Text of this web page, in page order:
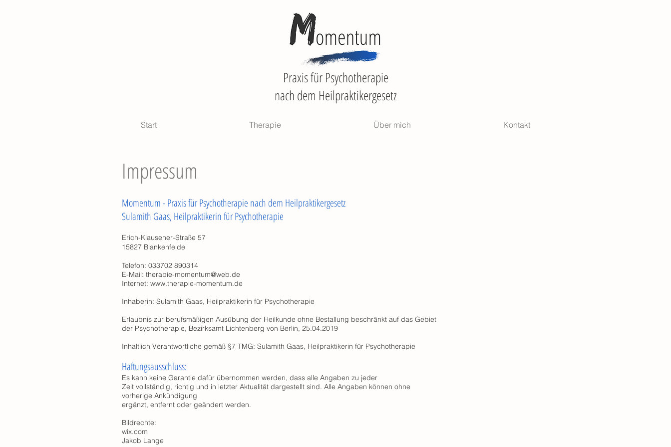
Praxis für Psychotherapie
nach dem Heilpraktikergesetz
Start Therapie Über mich Kontakt
Impressum
Momentum - Praxis für Psychotherapie nach dem Heilpraktikergesetz
Sulamith Gaas, Heilpraktikerin für Psychotherapie
Erich-Klausener-Straße 57
15827 Blankenfelde
Telefon: 033702 890314
E-Mail: therapie-momentum@web.de
Internet: www.therapie-momentum.de
Inhaberin: Sulamith Gaas, Heilpraktikerin für Psychotherapie
Erlaubnis zur berufsmäßigen Ausübung der Heilkunde ohne Bestallung beschränkt auf das Gebiet
der Psychotherapie, Bezirksamt Lichtenberg von Berlin, 25.04.2019
Inhaltlich Verantwortliche gemäß §7 TMG: Sulamith Gaas, Heilpraktikerin für Psychotherapie
Haftungsausschluss:
Es kann keine Garantie dafür übernommen werden, dass alle Angaben zu jeder
Zeit vollständig, richtig und in letzter Aktualität dargestellt sind. Alle Angaben können ohne
vorherige Ankündigung
ergänzt, entfernt oder geändert werden.
Bildrechte:
wix.com
Jakob Lange